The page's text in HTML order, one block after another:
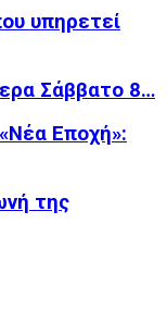
υπηρετεί
Σάββατο 8…
Εποχή»:
της